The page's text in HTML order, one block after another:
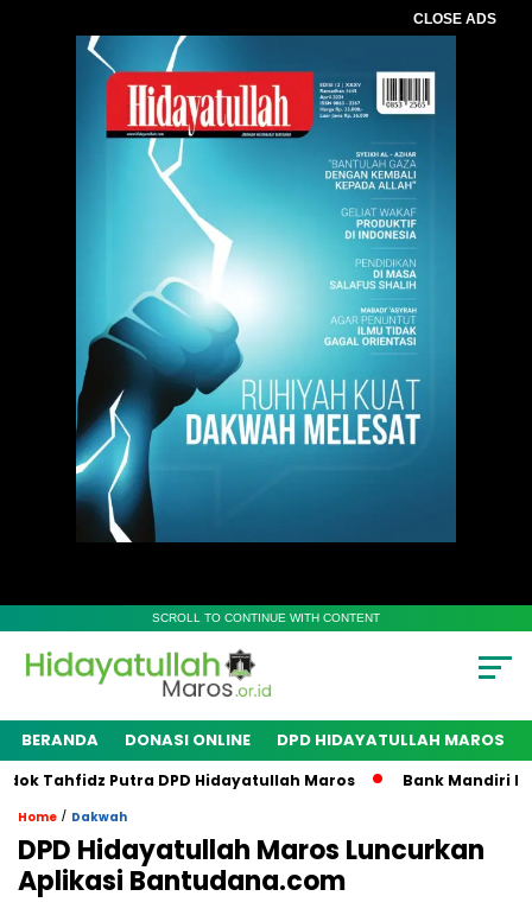
CLOSE ADS
SCROLL TO CONTINUE WITH CONTENT
BERANDA DONASI ONLINE DPD HIDAYATULLAH MAROS
Tahfidz Putra DPD Hidayatullah Maros Bank Mandiri
Home / Dakwah
DPD Hidayatullah Maros Luncurkan
Aplikasi Bantudana.com